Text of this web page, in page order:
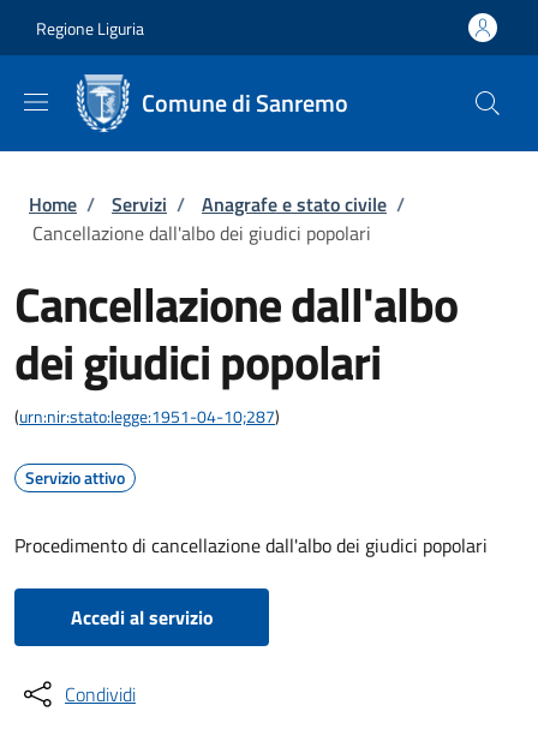
Regione Liguria
Comune di Sanremo
Briciole di pane
Home / Servizi / Anagrafe e stato civile /
Cancellazione dall'albo dei giudici popolari
Cancellazione dall'albo
dei giudici popolari
(urn:nir:stato:legge:1951-04-10;287)
Servizio attivo
Procedimento di cancellazione dall'albo dei giudici popolari
Accedi al servizio
Condividi